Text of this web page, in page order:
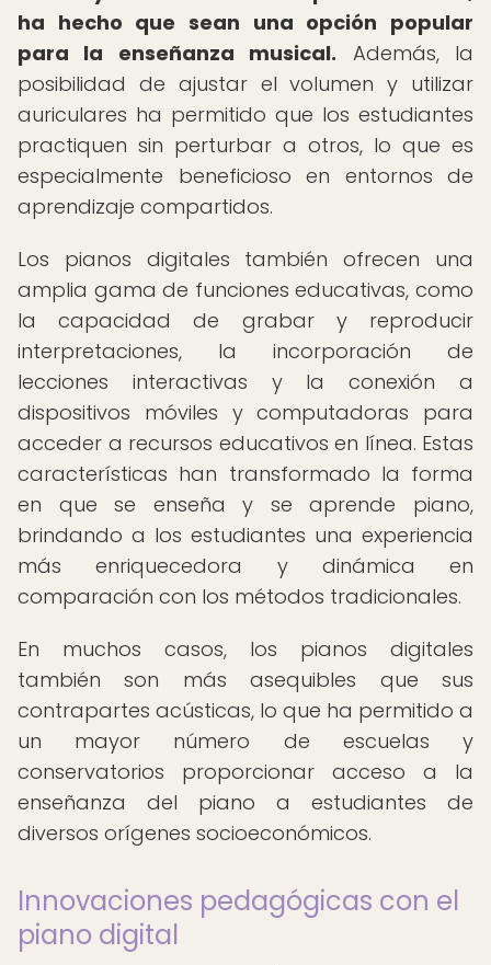
ha hecho que sean una opción popular
para la enseñanza musical. Además, la
posibilidad de ajustar el volumen y utilizar
auriculares ha permitido que los estudiantes
practiquen sin perturbar a otros, lo que es
especialmente beneficioso en entornos de
aprendizaje compartidos.
Los pianos digitales también ofrecen una
amplia gama de funciones educativas, como
la capacidad de grabar y reproducir
interpretaciones, la incorporación de
lecciones interactivas y la conexión a
dispositivos móviles y computadoras para
acceder a recursos educativos en línea. Estas
características han transformado la forma
en que se enseña y se aprende piano,
brindando a los estudiantes una experiencia
más enriquecedora y dinámica en
comparación con los métodos tradicionales.
En muchos casos, los pianos digitales
también son más asequibles que sus
contrapartes acústicas, lo que ha permitido a
un mayor número de escuelas y
conservatorios proporcionar acceso a la
enseñanza del piano a estudiantes de
diversos orígenes socioeconómicos.
Innovaciones pedagógicas con el
piano digital